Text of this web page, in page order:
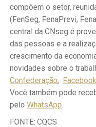
compõem o setor,
(FenSeg, FenaPrevi,
central da CNseg é
das pessoas e a
crescimento da
novidades sobre o
Confederação, Facebook
Você também pode
pelo WhatsApp.
FONTE: CQCS